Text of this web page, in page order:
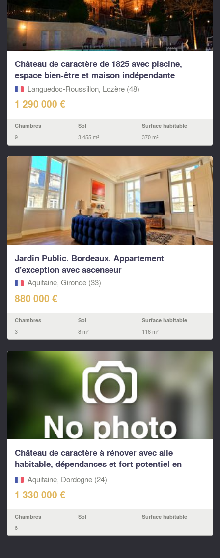
Château de caractère de 1825 avec piscine,
espace bien-être et maison indépendante
Languedoc-Roussillon, Lozère (48)
1 290 000 €
Chambres
9
Sol
3 455 m²
Surface habitable
370 m²
Jardin Public. Bordeaux. Appartement
d'exception avec ascenseur
Aquitaine, Gironde (33)
880 000 €
Chambres
3
Sol
8 m²
Surface habitable
116 m²
Château de caractère à rénover avec aile
habitable, dépendances et fort potentiel en
Dordogne
Aquitaine, Dordogne (24)
1 330 000 €
Chambres
8
Sol Surface habitable